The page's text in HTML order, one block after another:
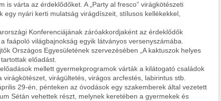
is várta az érdeklődőket. A „Party al fresco” virágkötészeti
egy nyári kerti mulatság virágdíszeit, stílusos kellékekkel,
Konferenciájának záróakkordjaként az érdeklődők
faápoló világbajnokság egyik látványos versenyszámába.
Országos Egyesületének szervezésében „A kaktuszok helyes
előadást.
mellett gyermekprogramok várták a kilátogató családok
virágkötészet, virágültetés, virágos arcfestés, labirintus stb.
29-én, pénteken az óvodások egy szakemberek által vezetett
Sétán vehettek részt, melynek keretében a gyermekek és